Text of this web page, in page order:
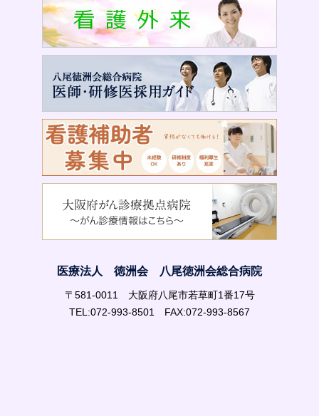
医療法人 徳洲会 八尾徳洲会総合病院
〒581-0011 大阪府八尾市若草町1番17号
TEL:072-993-8501 FAX:072-993-8567